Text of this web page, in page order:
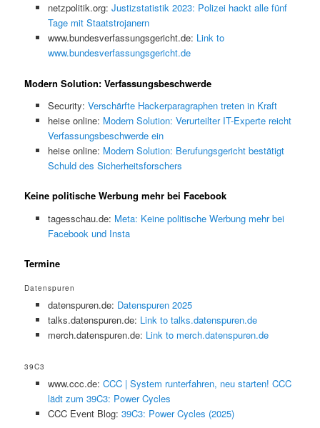
netzpolitik.org: Justizstatistik 2023: Polizei hackt alle fünf
Tage mit Staatstrojanern
www.bundesverfassungsgericht.de: Link to
www.bundesverfassungsgericht.de
Modern Solution: Verfassungsbeschwerde
Security: Verschärfte Hackerparagraphen treten in Kraft
heise online: Modern Solution: Verurteilter IT-Experte reicht
Verfassungsbeschwerde ein
heise online: Modern Solution: Berufungsgericht bestätigt
Schuld des Sicherheitsforschers
Keine politische Werbung mehr bei Facebook
tagesschau.de: Meta: Keine politische Werbung mehr bei
Facebook und Insta
Termine
Datenspuren
datenspuren.de: Datenspuren 2025
talks.datenspuren.de: Link to talks.datenspuren.de
merch.datenspuren.de: Link to merch.datenspuren.de
39C3
www.ccc.de: CCC | System runterfahren, neu starten! CCC
lädt zum 39C3: Power Cycles
CCC Event Blog: 39C3: Power Cycles (2025)